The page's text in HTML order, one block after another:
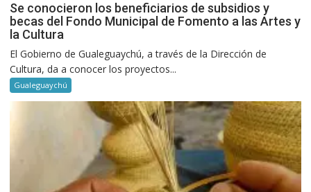
Se conocieron los beneficiarios de subsidios y
becas del Fondo Municipal de Fomento a las Artes y
la Cultura
El Gobierno de Gualeguaychú, a través de la Dirección de
Cultura, da a conocer los proyectos...
Gualeguaychú